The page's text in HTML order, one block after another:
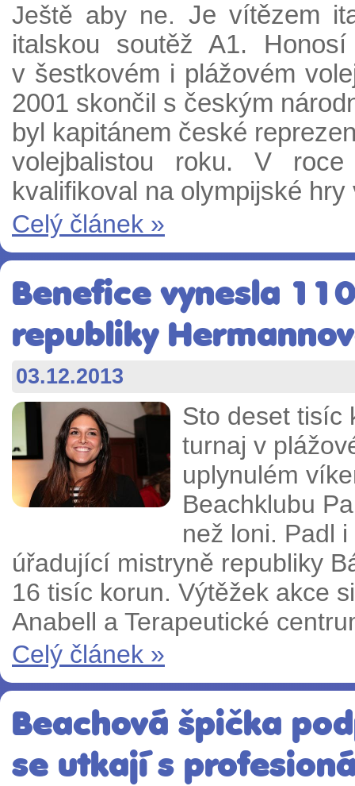
Ještě aby ne. Je vítězem
italskou soutěž A1.
v šestkovém i plážovém
2001 skončil s českým
byl kapitánem české
volejbalistou roku. V
kvalifikoval na olympijské
Celý článek »
Benefice vynesla
republiky
03.12.2013
Sto deset tisíc
turnaj v
uplynulém
Beachklubu
než loni. Padl
úřadující mistryně republiky
16 tisíc korun. Výtěžek akce
Anabell a Terapeutické
Celý článek »
Beachová špička
se utkají s